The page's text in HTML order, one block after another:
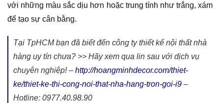
với những màu sắc dịu hơn hoặc trung tính như trắng, xám
để tạo sự cân bằng.
Tại TpHCM bạn đã biết đến công ty thiết kế nội thất nhà
hàng uy tín chưa? >> Hãy xem qua lin sau với dịch vụ
chuyên nghiệp! – http://hoangminhdecor.com/thiet-
ke/thiet-ke-thi-cong-noi-that-nha-hang-tron-goi-i9 –
Hotline: 0977.40.98.90